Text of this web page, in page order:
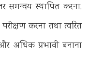
समन्वय स्थापित करना,
करना तथा त्वरित
और अधिक प्रभावी बनाना